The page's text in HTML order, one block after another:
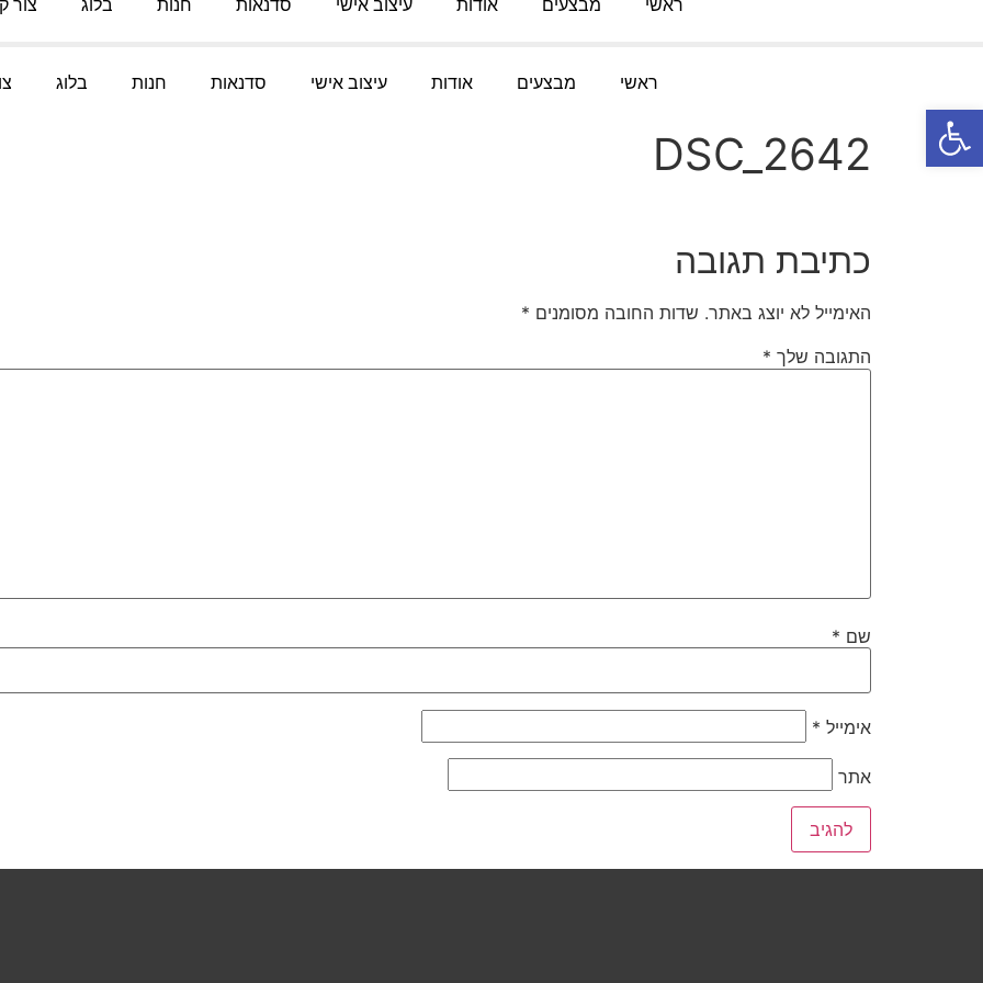
ראשי מבצעים אודות עיצוב אישי סדנאות חנות בלוג צור
ראשי מבצעים אודות עיצוב אישי סדנאות חנות בלוג
DSC_2642
כתיבת תגובה
האימייל לא יוצג באתר. שדות החובה מסומנים *
התגובה שלך *
שם *
אימייל *
אתר
פתח סרגל נגישות